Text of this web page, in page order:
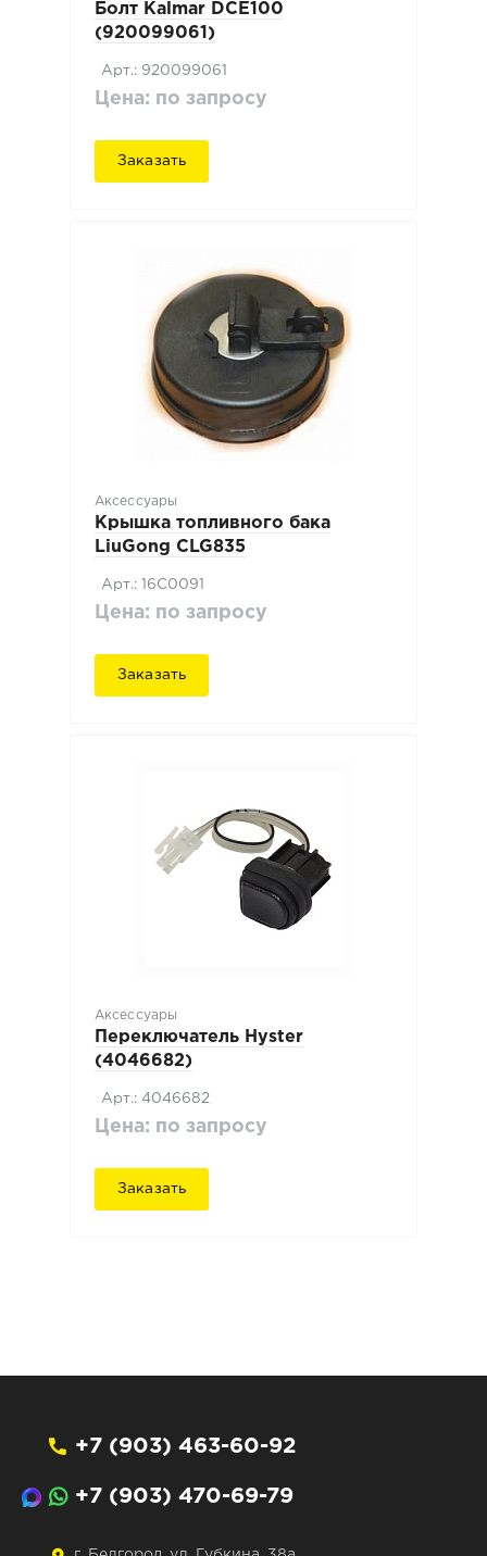
Болт Kalmar DCE100
(920099061)
Арт.: 920099061
Цена: по запросу
Заказать
Аксессуары
Крышка топливного бака
LiuGong CLG835
Арт.: 16C0091
Цена: по запросу
Заказать
Аксессуары
Переключатель Hyster
(4046682)
Арт.: 4046682
Цена: по запросу
Заказать
+7 (903) 463-60-92
+7 (903) 470-69-79